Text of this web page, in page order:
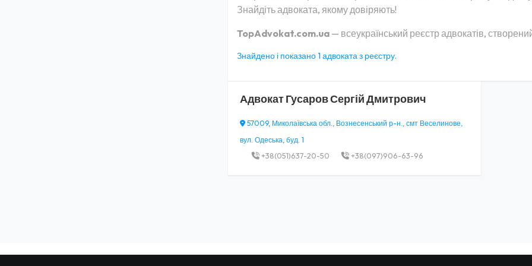
Знайдіть адвоката, якому довіряють!
TopAdvokat.com.ua — всеукраїнський реєстр адвокатів,
Знайдено і показано 1 адвоката з реєстру.
АдвокатГусаров Сергій Дмитрович
57009, Миколаївська обл., Вознесенський р-н., смт Веселинове,
вул. Одеська, буд. 1
+38(051)637-20-50 +38(097)906-63-96